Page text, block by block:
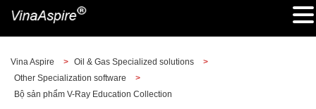
Vina Aspire > Oil & Gas Specialized solutions
>
Other Specialization software
>
Bộ sản phẩm V-Ray Education Collection